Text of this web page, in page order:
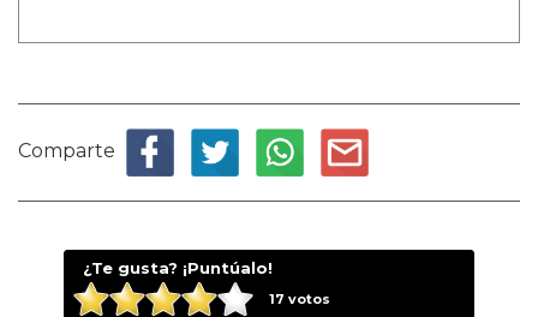
Comparte
¿Te gusta? ¡Puntúalo!
17 votos